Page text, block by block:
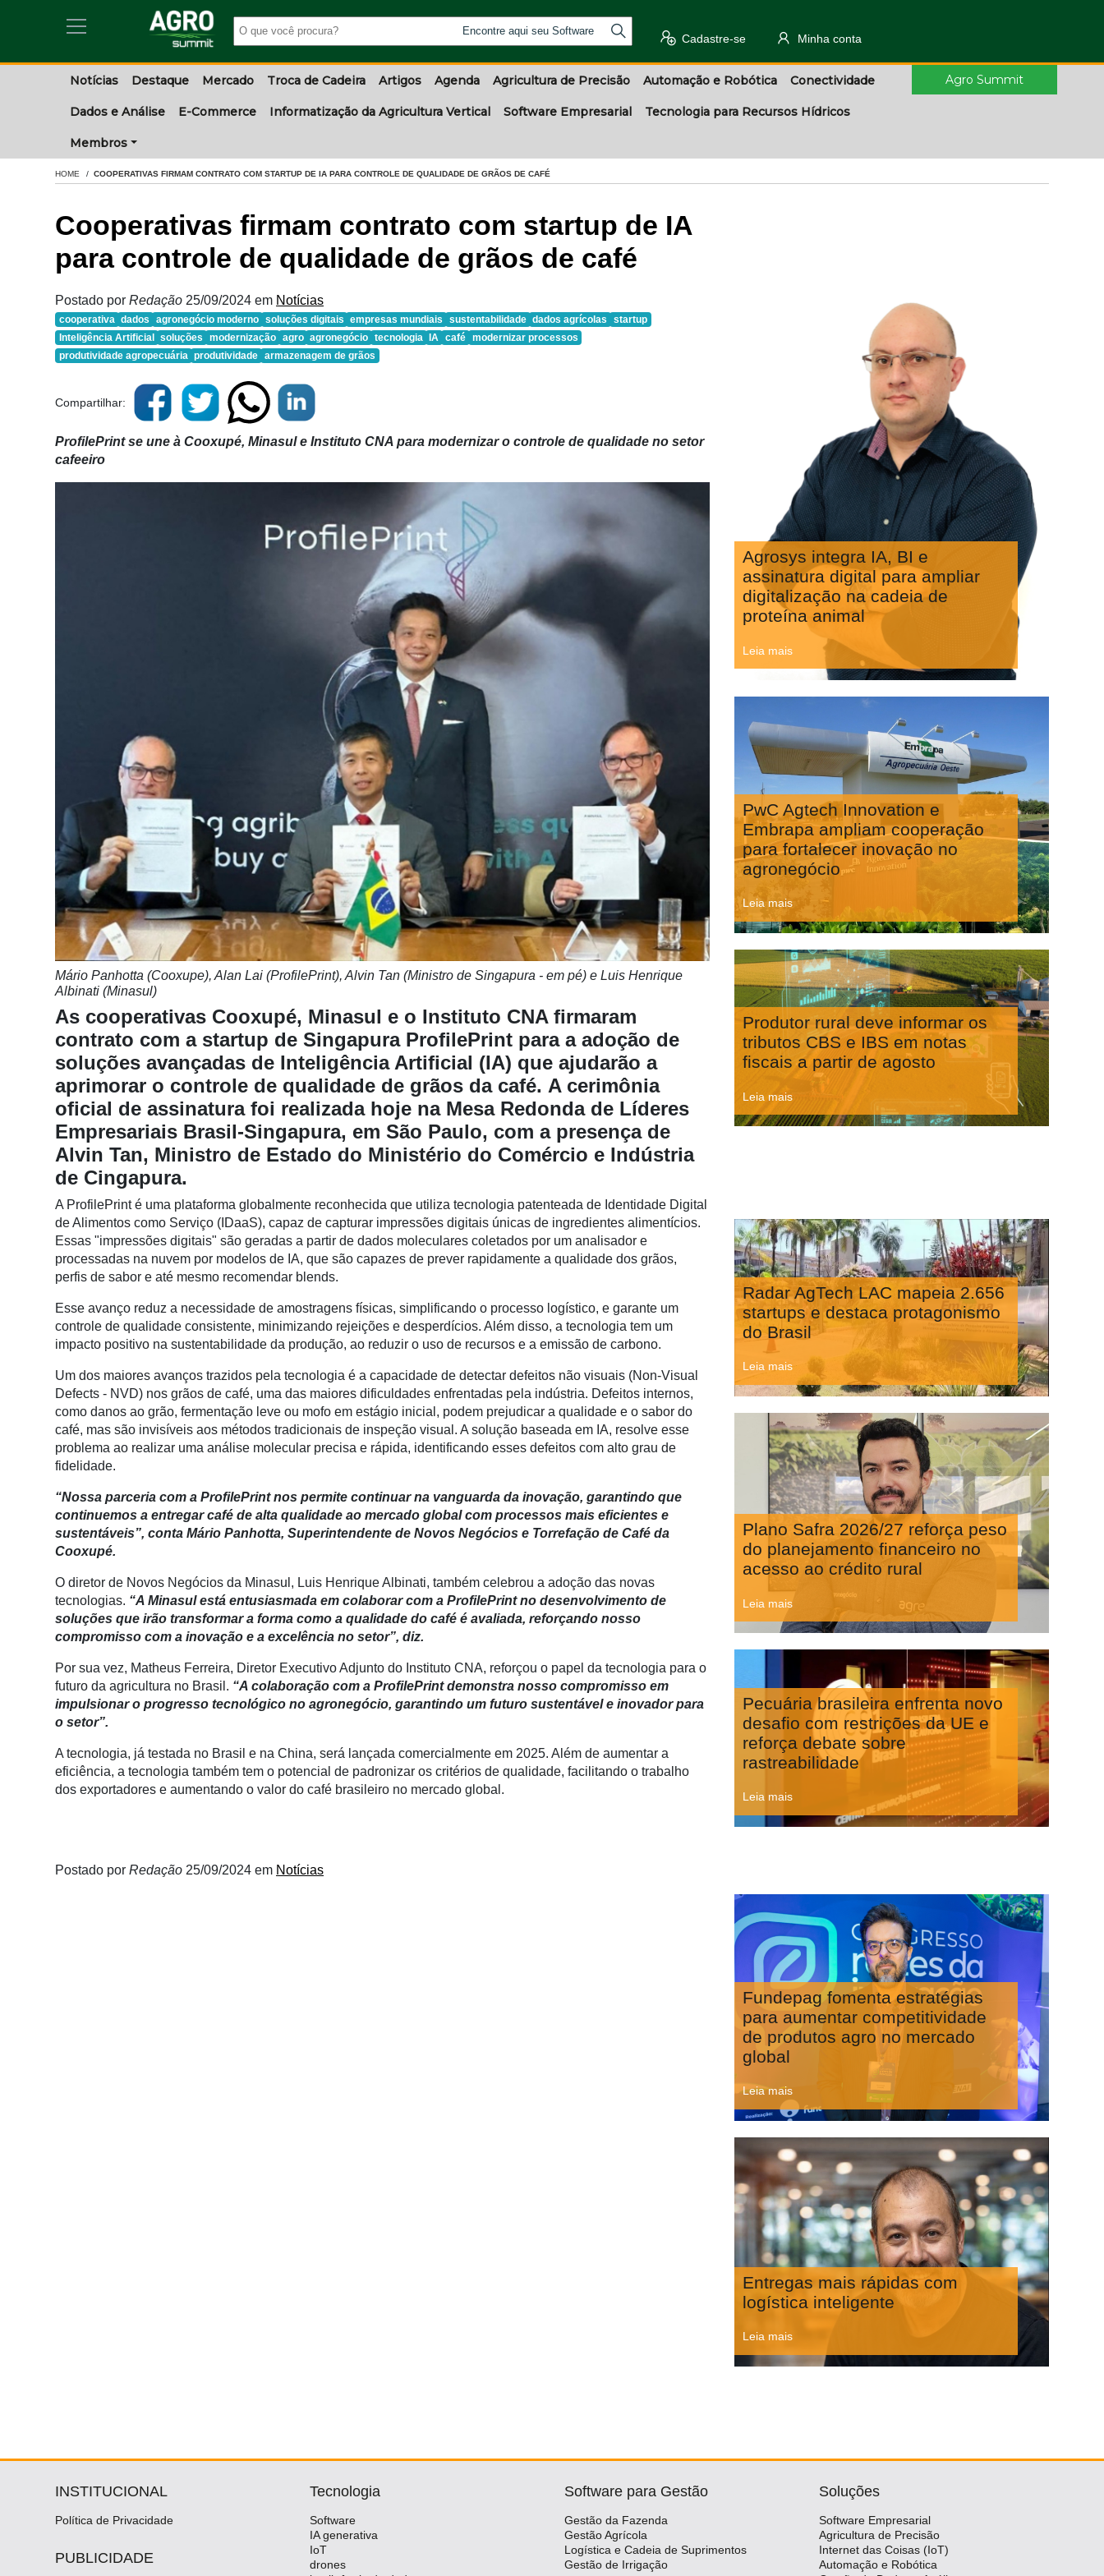
Agricultura
Precisão
Automação
Robótica
Conectividade
Commerce
Informatização
Software
Tecnologia
Recursos
Liberali
Netrin
Néctar
Tecprime
Agro
Consulting
Manager
Encontre aqui seu Software
Cadastre-se Minha conta
Notícias Destaque Mercado Troca de Cadeira Artigos Agenda Agricultura de Precisão Automação e Robótica Conectividade
Dados e Análise E-Commerce Informatização da Agricultura Vertical Software Empresarial Tecnologia para Recursos Hídricos
Membros
Agro Summit
HOME COOPERATIVAS FIRMAM CONTRATO COM STARTUP DE IA PARA CONTROLE DE QUALIDADE DE GRÃOS DE CAFÉ
Cooperativas firmam contrato com startup de IA
para controle de qualidade de grãos de café
Postado por Redação 25/09/2024 em Notícias
cooperativa dados agronegócio moderno soluções digitais empresas mundiais sustentabilidade dados agrícolas
startup
Inteligência Artificial
soluções modernização agro agronegócio tecnologia IA café modernizar processos
produtividade agropecuária produtividade armazenagem de grãos
Compartilhar:
ProfilePrint se une à Cooxupé, Minasul e Instituto CNA para modernizar o controle de qualidade no setor
cafeeiro
Mário Panhotta (Cooxupe), Alan Lai (ProfilePrint), Alvin Tan (Ministro de Singapura - em pé) e Luis Henrique
Albinati (Minasul)
As cooperativas Cooxupé, Minasul e o Instituto CNA firmaram
contrato com a startup de Singapura ProfilePrint para a adoção de
soluções avançadas de Inteligência Artificial (IA) que ajudarão a
aprimorar o controle de qualidade de grãos da café. A cerimônia
oficial de assinatura foi realizada hoje na Mesa Redonda de Líderes
Empresariais Brasil-Singapura, em São Paulo, com a presença de
Alvin Tan, Ministro de Estado do Ministério do Comércio e Indústria
de Cingapura.
A ProfilePrint é uma plataforma globalmente reconhecida que utiliza tecnologia patenteada de Identidade Digital
de Alimentos como Serviço (IDaaS), capaz de capturar impressões digitais únicas de ingredientes alimentícios.
Essas "impressões digitais" são geradas a partir de dados moleculares coletados por um analisador e
processadas na nuvem por modelos de IA, que são capazes de prever rapidamente a qualidade dos grãos,
perfis de sabor e até mesmo recomendar blends.
Esse avanço reduz a necessidade de amostragens físicas, simplificando o processo logístico, e garante um
controle de qualidade consistente, minimizando rejeições e desperdícios. Além disso, a tecnologia tem um
impacto positivo na sustentabilidade da produção, ao reduzir o uso de recursos e a emissão de carbono.
Um dos maiores avanços trazidos pela tecnologia é a capacidade de detectar defeitos não visuais (Non-Visual
Defects - NVD) nos grãos de café, uma das maiores dificuldades enfrentadas pela indústria. Defeitos internos,
como danos ao grão, fermentação leve ou mofo em estágio inicial, podem prejudicar a qualidade e o sabor do
café, mas são invisíveis aos métodos tradicionais de inspeção visual. A solução baseada em IA, resolve esse
problema ao realizar uma análise molecular precisa e rápida, identificando esses defeitos com alto grau de
fidelidade.
“Nossa parceria com a ProfilePrint nos permite continuar na vanguarda da inovação, garantindo que
continuemos a entregar café de alta qualidade ao mercado global com processos mais eficientes e
sustentáveis”, conta Mário Panhotta, Superintendente de Novos Negócios e Torrefação de Café da
Cooxupé.
O diretor de Novos Negócios da Minasul, Luis Henrique Albinati, também celebrou a adoção das novas
tecnologias. “A Minasul está entusiasmada em colaborar com a ProfilePrint no desenvolvimento de
soluções que irão transformar a forma como a qualidade do café é avaliada, reforçando nosso
compromisso com a inovação e a excelência no setor”, diz.
Por sua vez, Matheus Ferreira, Diretor Executivo Adjunto do Instituto CNA, reforçou o papel da tecnologia para o
futuro da agricultura no Brasil. “A colaboração com a ProfilePrint demonstra nosso compromisso em
impulsionar o progresso tecnológico no agronegócio, garantindo um futuro sustentável e inovador para
o setor”.
A tecnologia, já testada no Brasil e na China, será lançada comercialmente em 2025. Além de aumentar a
eficiência, a tecnologia também tem o potencial de padronizar os critérios de qualidade, facilitando o trabalho
dos exportadores e aumentando o valor do café brasileiro no mercado global.
Postado por Redação 25/09/2024 em Notícias
Agrosys integra IA, BI e
assinatura digital para ampliar
digitalização na cadeia de
proteína animal
Leia mais
PwC Agtech Innovation e
Embrapa ampliam cooperação
para fortalecer inovação no
agronegócio
Leia mais
Produtor rural deve informar os
tributos CBS e IBS em notas
fiscais a partir de agosto
Leia mais
Radar AgTech LAC mapeia 2.656
startups e destaca protagonismo
do Brasil
Leia mais
Plano Safra 2026/27 reforça peso
do planejamento financeiro no
acesso ao crédito rural
Leia mais
Pecuária brasileira enfrenta novo
desafio com restrições da UE e
reforça debate sobre
rastreabilidade
Leia mais
Fundepag fomenta estratégias
para aumentar competitividade
de produtos agro no mercado
global
Leia mais
Entregas mais rápidas com
logística inteligente
Leia mais
INSTITUCIONAL
Política de Privacidade
PUBLICIDADE
Tecnologia
Software
IA generativa
IoT
drones
Software para Gestão
Gestão da Fazenda
Gestão Agrícola
Logística e Cadeia de Suprimentos
Gestão de Irrigação
Soluções
Software Empresarial
Agricultura de Precisão
Internet das Coisas (IoT)
Automação e Robótica